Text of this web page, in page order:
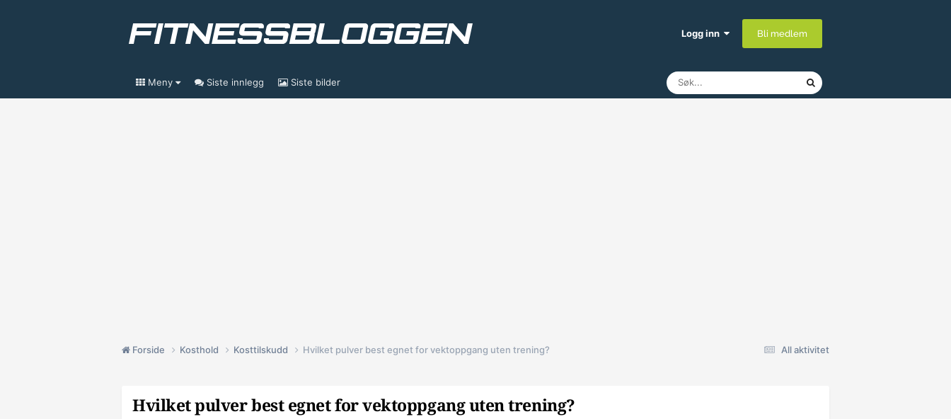
Logg inn Bli medlem
Meny Siste innlegg Siste bilder
All aktivitet
Forside Kosthold Kosttilskudd Hvilket pulver best egnet for vektoppgang uten trening?
Hvilket pulver best egnet for vektoppgang uten trening?